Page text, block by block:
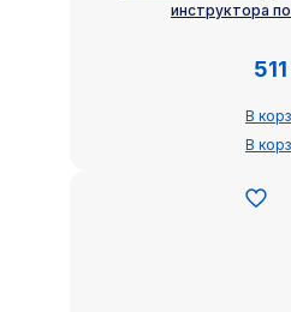
инструктора
511
В
В